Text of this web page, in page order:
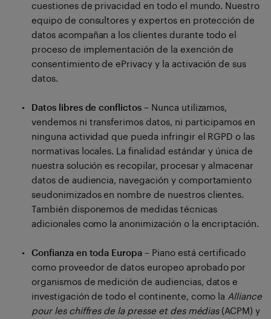
cuestiones de privacidad en todo el mundo. Nuestro
equipo de consultores y expertos en protección de
datos acompañan a los clientes durante todo el
proceso de implementación de la exención de
consentimiento de ePrivacy y la activación de sus
datos.
Datos libres de conflictos – Nunca utilizamos,
vendemos ni transferimos datos, ni participamos en
ninguna actividad que pueda infringir el RGPD o las
normativas locales. La finalidad estándar y única de
nuestra solución es recopilar, procesar y almacenar
datos de audiencia, navegación y comportamiento
seudonimizados en nombre de nuestros clientes.
También disponemos de medidas técnicas
adicionales como la anonimización o la encriptación.
Confianza en toda Europa – Piano está certificado
como proveedor de datos europeo aprobado por
organismos de medición de audiencias, datos e
investigación de todo el continente, como la Alliance
pour les chiffres de la presse et des médias(ACPM) y